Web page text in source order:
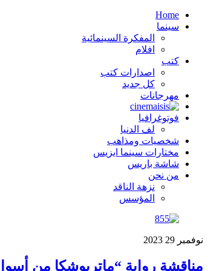
Home
سينما
المفكرة السينمائية
افلام
كتب
اصدارات كتب
كل جديد
مهرجانات
فوتوغرافيا
لف الدنيا
شخصيات ومذاهب
مختارات سينما ايزيس
شاشة باريس
من نحن
نزهة الناقد
المؤسس
نوفمبر 29
2023
مناقشة رواية “ماتريوشكا من